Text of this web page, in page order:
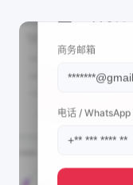
商务邮箱
电话 / WhatsApp